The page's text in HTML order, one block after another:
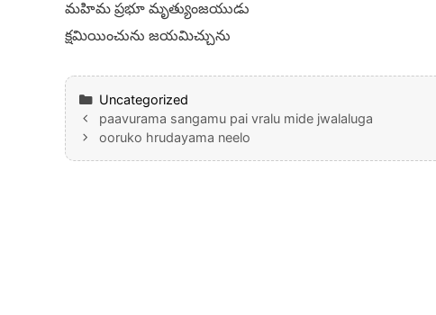
మహిమ ప్రభూ మృత్యుంజయుడు
క్షమియించును జయమిచ్చును
Categories
Uncategorized
paavurama sangamu pai vralu mide jwalaluga
ooruko hrudayama neelo